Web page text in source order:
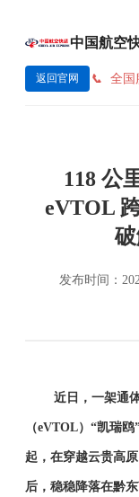
中国航空
返回官网 全国
118 公
eVTOL
发布时间：
近日，一架通体
（eVTOL）“凯瑞
起，在穿越云贵高
后，稳稳降落在黔